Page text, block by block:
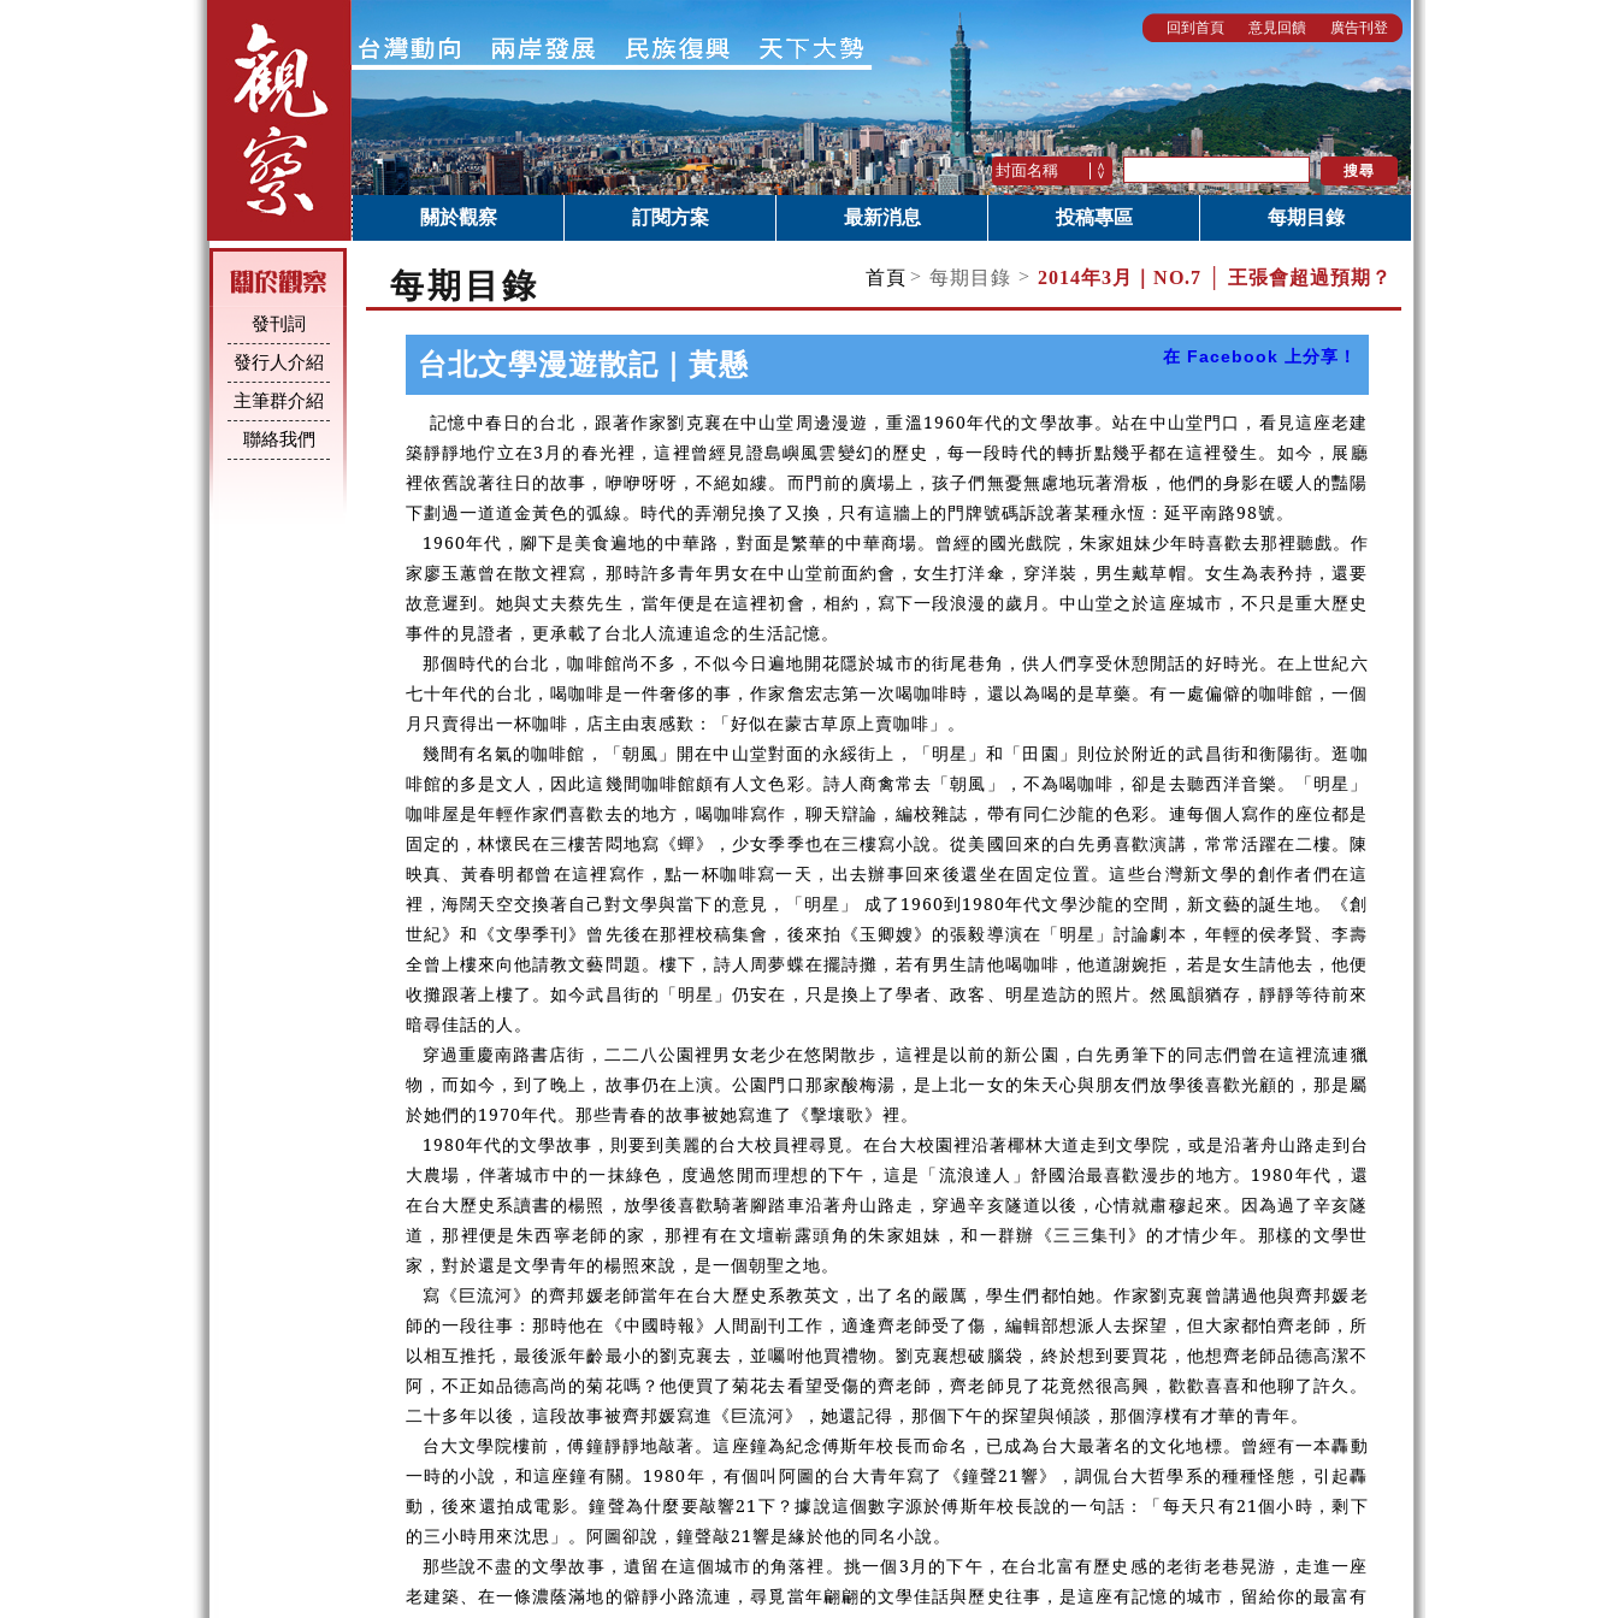
回到首頁 意見回饋 廣告刊登
關於觀察 訂閱方案 最新消息 投稿專區 每期目錄
發刊詞
發行人介紹
主筆群介紹
聯絡我們
每期目錄 首頁 > 每期目錄 > 2014年3月｜ NO.7 │ 王張會超過預期？
台北文學漫遊散記｜黃懸 在 Facebook 上分享！
記憶中春日的台北，跟著作家劉克襄在中山堂周邊漫遊，重溫1960年代的文學故事。站在中山堂門口，看見這座老建
築靜靜地佇立在3月的春光裡，這裡曾經見證島嶼風雲變幻的歷史，每一段時代的轉折點幾乎都在這裡發生。如今，展廳
裡依舊說著往日的故事，咿咿呀呀，不絕如縷。而門前的廣場上，孩子們無憂無慮地玩著滑板，他們的身影在暖人的豔陽
下劃過一道道金黃色的弧線。時代的弄潮兒換了又換，只有這牆上的門牌號碼訴說著某種永恆：延平南路98號。
1960年代，腳下是美食遍地的中華路，對面是繁華的中華商場。曾經的國光戲院，朱家姐妹少年時喜歡去那裡聽戲。作
家廖玉蕙曾在散文裡寫，那時許多青年男女在中山堂前面約會，女生打洋傘，穿洋裝，男生戴草帽。女生為表矜持，還要
故意遲到。她與丈夫蔡先生，當年便是在這裡初會，相約，寫下一段浪漫的歲月。中山堂之於這座城市，不只是重大歷史
事件的見證者，更承載了台北人流連追念的生活記憶。
那個時代的台北，咖啡館尚不多，不似今日遍地開花隱於城市的街尾巷角，供人們享受休憩閒話的好時光。在上世紀六
七十年代的台北，喝咖啡是一件奢侈的事，作家詹宏志第一次喝咖啡時，還以為喝的是草藥。有一處偏僻的咖啡館，一個
月只賣得出一杯咖啡，店主由衷感歎：「好似在蒙古草原上賣咖啡」。
幾間有名氣的咖啡館，「朝風」開在中山堂對面的永綏街上，「明星」和「田園」則位於附近的武昌街和衡陽街。逛咖
啡館的多是文人，因此這幾間咖啡館頗有人文色彩。詩人商禽常去「朝風」，不為喝咖啡，卻是去聽西洋音樂。「明星」
咖啡屋是年輕作家們喜歡去的地方，喝咖啡寫作，聊天辯論，編校雜誌，帶有同仁沙龍的色彩。連每個人寫作的座位都是
固定的，林懷民在三樓苦悶地寫《蟬》，少女季季也在三樓寫小說。從美國回來的白先勇喜歡演講，常常活躍在二樓。陳
映真、黃春明都曾在這裡寫作，點一杯咖啡寫一天，出去辦事回來後還坐在固定位置。這些台灣新文學的創作者們在這
裡，海闊天空交換著自己對文學與當下的意見，「明星」 成了1960到1980年代文學沙龍的空間，新文藝的誕生地。《創
世紀》和《文學季刊》曾先後在那裡校稿集會，後來拍《玉卿嫂》的張毅導演在「明星」討論劇本，年輕的侯孝賢、李壽
全曾上樓來向他請教文藝問題。樓下，詩人周夢蝶在擺詩攤，若有男生請他喝咖啡，他道謝婉拒，若是女生請他去，他便
收攤跟著上樓了。如今武昌街的「明星」仍安在，只是換上了學者、政客、明星造訪的照片。然風韻猶存，靜靜等待前來
暗尋佳話的人。
穿過重慶南路書店街，二二八公園裡男女老少在悠閑散步，這裡是以前的新公園，白先勇筆下的同志們曾在這裡流連獵
物，而如今，到了晚上，故事仍在上演。公園門口那家酸梅湯，是上北一女的朱天心與朋友們放學後喜歡光顧的，那是屬
於她們的1970年代。那些青春的故事被她寫進了《擊壤歌》裡。
1980年代的文學故事，則要到美麗的台大校員裡尋覓。在台大校園裡沿著椰林大道走到文學院，或是沿著舟山路走到台
大農場，伴著城市中的一抹綠色，度過悠閒而理想的下午，這是「流浪達人」舒國治最喜歡漫步的地方。1980年代，還
在台大歷史系讀書的楊照，放學後喜歡騎著腳踏車沿著舟山路走，穿過辛亥隧道以後，心情就肅穆起來。因為過了辛亥隧
道，那裡便是朱西寧老師的家，那裡有在文壇嶄露頭角的朱家姐妹，和一群辦《三三集刊》的才情少年。那樣的文學世
家，對於還是文學青年的楊照來說，是一個朝聖之地。
寫《巨流河》的齊邦媛老師當年在台大歷史系教英文，出了名的嚴厲，學生們都怕她。作家劉克襄曾講過他與齊邦媛老
師的一段往事：那時他在《中國時報》人間副刊工作，適逢齊老師受了傷，編輯部想派人去探望，但大家都怕齊老師，所
以相互推托，最後派年齡最小的劉克襄去，並囑咐他買禮物。劉克襄想破腦袋，終於想到要買花，他想齊老師品德高潔不
阿，不正如品德高尚的菊花嗎？他便買了菊花去看望受傷的齊老師，齊老師見了花竟然很高興，歡歡喜喜和他聊了許久。
二十多年以後，這段故事被齊邦媛寫進《巨流河》，她還記得，那個下午的探望與傾談，那個淳樸有才華的青年。
台大文學院樓前，傅鐘靜靜地敲著。這座鐘為紀念傅斯年校長而命名，已成為台大最著名的文化地標。曾經有一本轟動
一時的小說，和這座鐘有關。1980年，有個叫阿圖的台大青年寫了《鐘聲21響》，調侃台大哲學系的種種怪態，引起轟
動，後來還拍成電影。鐘聲為什麼要敲響21下？據說這個數字源於傅斯年校長說的一句話：「每天只有21個小時，剩下
的三小時用來沈思」。阿圖卻說，鐘聲敲21響是緣於他的同名小說。
那些說不盡的文學故事，遺留在這個城市的角落裡。挑一個3月的下午，在台北富有歷史感的老街老巷晃游，走進一座
老建築、在一條濃蔭滿地的僻靜小路流連，尋覓當年翩翩的文學佳話與歷史往事，是這座有記憶的城市，留給你的最富有